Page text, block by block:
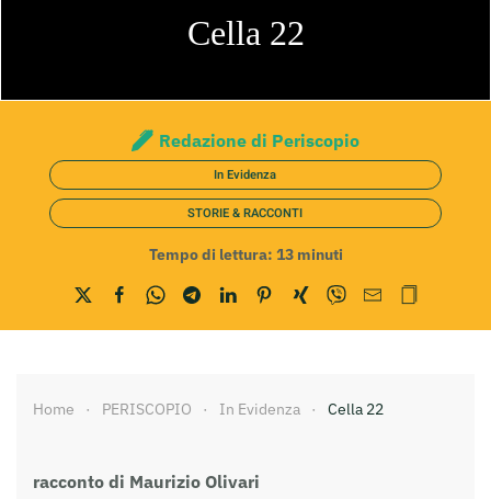
Cella 22
Redazione di Periscopio
In Evidenza
STORIE & RACCONTI
Tempo di lettura: 13 minuti
Home PERISCOPIO In Evidenza Cella 22
racconto di Maurizio Olivari